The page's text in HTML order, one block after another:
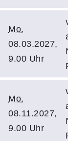
Mo.
08.03.2027,
9.00 Uhr
Mo.
08.11.2027,
9.00 Uhr